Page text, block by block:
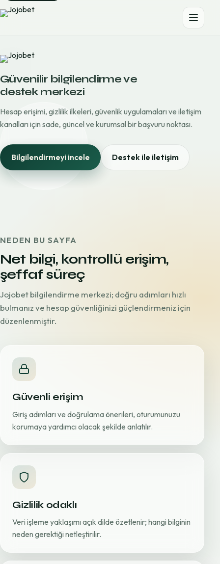
Güvenilir bilgilendirme ve
destek merkezi
Hesap erişimi, gizlilik ilkeleri, güvenlik uygulamaları ve iletişim
kanalları için sade, güncel ve kurumsal bir başvuru noktası.
Bilgilendirmeyi incele Destek ile iletişim
NEDEN BU SAYFA
Net bilgi, kontrollü erişim,
şeffaf süreç
Jojobet bilgilendirme merkezi; doğru adımları hızlı
bulmanız ve hesap güvenliğinizi güçlendirmeniz için
düzenlenmiştir.
Güvenli erişim
Giriş adımları ve doğrulama önerileri, oturumunuzu
korumaya yardımcı olacak şekilde anlatılır.
Gizlilik odaklı
Veri işleme yaklaşımı açık dilde özetlenir; hangi bilginin
neden gerektiği netleştirilir.